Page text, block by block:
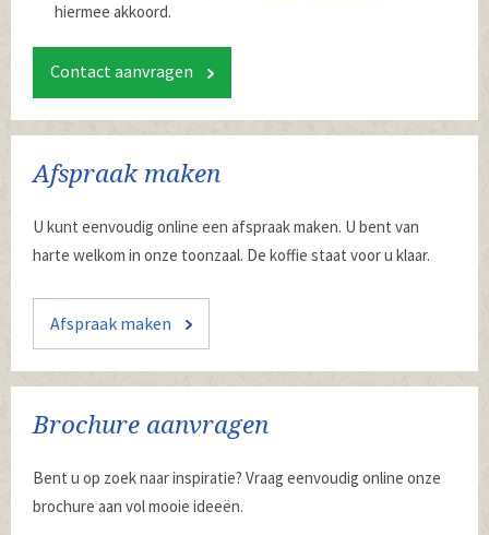
hiermee akkoord.
Contact aanvragen
Afspraak maken
U kunt eenvoudig online een afspraak maken. U bent van
harte welkom in onze toonzaal. De koffie staat voor u klaar.
Afspraak maken
Brochure aanvragen
Bent u op zoek naar inspiratie? Vraag eenvoudig online onze
brochure aan vol mooie ideeën.